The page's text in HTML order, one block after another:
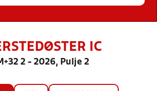
IC
2 - 2026, Pulje 2